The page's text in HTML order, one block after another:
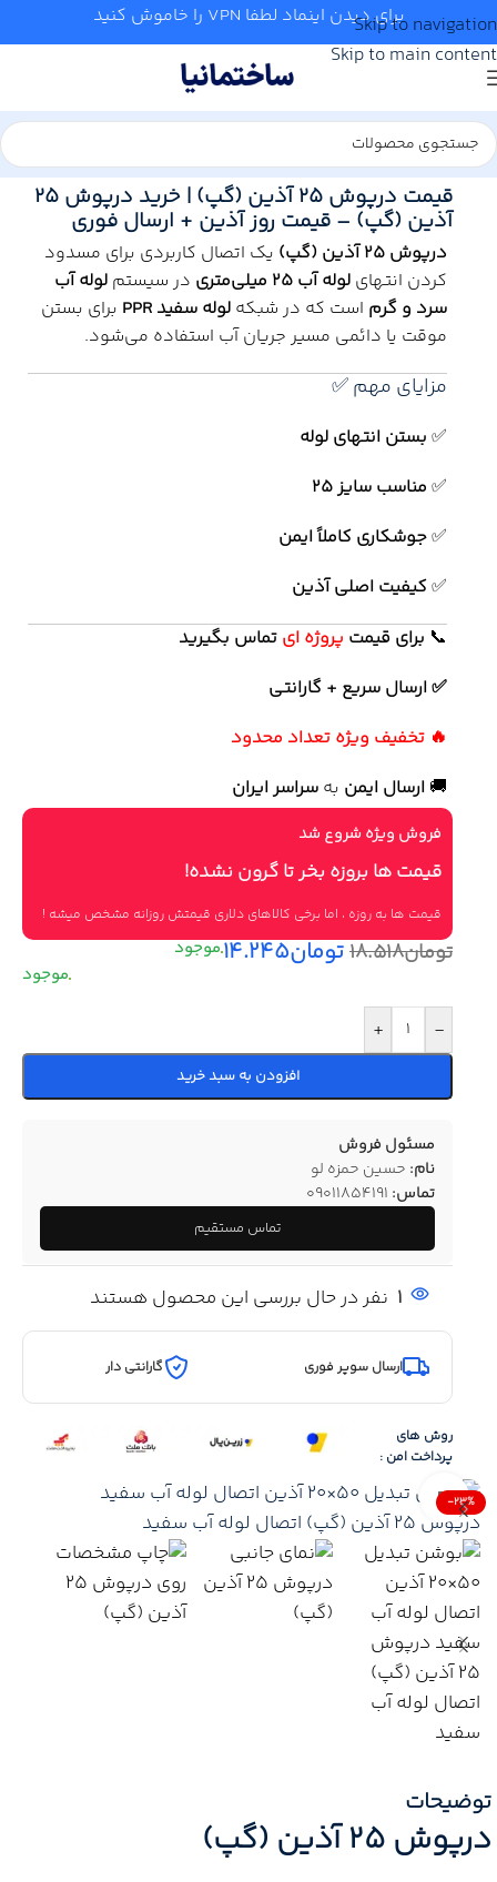
Skip to navigation
Skip to main content
برای دیدن اینماد لطفا VPN را خاموش کنید
آب و تاسیسات
-23%
Click to enlarge
قیمت درپوش 25 آذین (گپ) | خرید درپوش 25
آذین (گپ) – قیمت روز آذین + ارسال فوری
درپوش 25 آذین (گپ)
یک اتصال کاربردی برای مسدود
کردن انتهای لوله آب 25 میلی‌متری در سیستم لوله آب
سرد و گرم است که در شبکه لوله سفید PPR
برای بستن
موقت یا دائمی مسیر جریان آب استفاده می‌شود.
مزایای مهم ✅
✅ بستن انتهای لوله
✅ مناسب سایز 25
✅جوشکاری کاملاً ایمن
✅کیفیت اصلی آذین
📞 برای قیمت پروژه ای تماس بگیرید
✅ ارسال سریع + گارانتی
🔥 تخفیف ویژه تعداد محدود
🚚 ارسال ایمن به سراسر ایران
فروش ویژه شروع شد
قیمت ها بروزه بخر تا گرون نشده!
قیمت ها به روزه ، اما برخی کالاهای دلاری قیمتش روزانه مشخص میشه !
تومان۱۸.۵۱۸تومان۱۴.۲۴۵
-
+
افزودن به سبد خرید
مسئول فروش
نام: حسین حمزه لو
تماس: 09011854191
تماس مستقیم
1 نفر در حال بررسی این محصول هستند
ارسال سوپر فوری گارانتی دار
روش های
پرداخت امن :
توضیحات
درپوش 25 آذین (گپ)